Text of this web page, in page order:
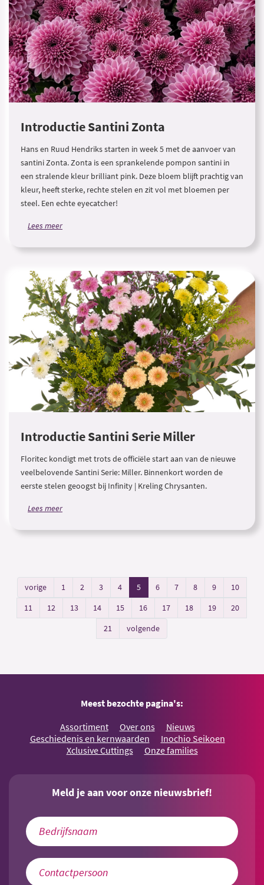
Introductie Santini Zonta
Hans en Ruud Hendriks starten in week 5 met de aanvoer van
santini Zonta. Zonta is een sprankelende pompon santini in
een stralende kleur brilliant pink. Deze bloem blijft prachtig van
kleur, heeft sterke, rechte stelen en zit vol met bloemen per
steel. Een echte eyecatcher!
Lees meer
Introductie Santini Serie Miller
Floritec kondigt met trots de officiële start aan van de nieuwe
veelbelovende Santini Serie: Miller. Binnenkort worden de
eerste stelen geoogst bij Infinity | Kreling Chrysanten.
Lees meer
vorige 1 2 3 4 5 6 7 8 9
10
11
12 13 14 15 16 17 18 19
20
21
volgende
Meest bezochte pagina's:
Assortiment Over ons
Nieuws
Geschiedenis en kernwaarden
Inochio Seikoen
Xclusive Cuttings
Onze families
Meld je aan voor onze nieuwsbrief!